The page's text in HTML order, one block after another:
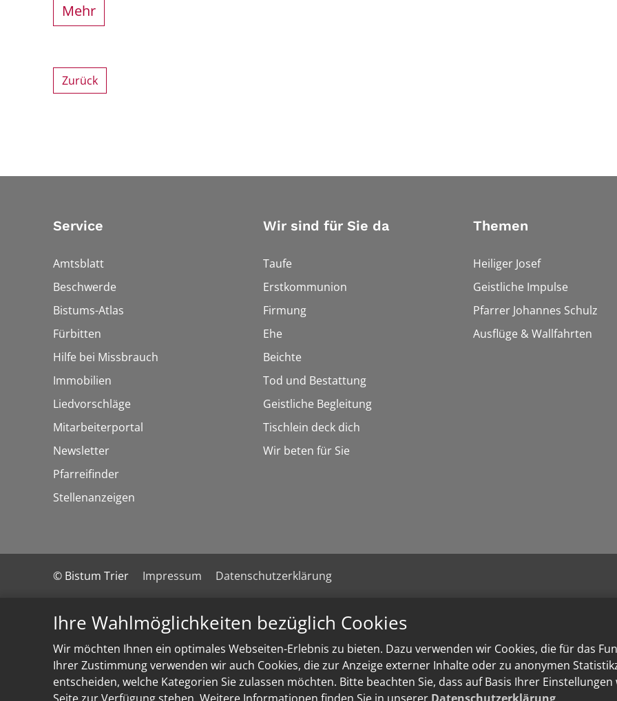
Ihre Wahlmöglichkeiten bezüglich Cookies
Wir möchten Ihnen ein optimales Webseiten-Erlebnis zu bieten. Dazu verwenden wir Cookies, die für das
Ihrer Zustimmung verwenden wir auch Cookies, die zur Anzeige externer Inhalte oder zu anonymen
entscheiden, welche Kategorien Sie zulassen möchten. Bitte beachten Sie, dass auf Basis Ihrer
Mehr
Zurück
Service
Amtsblatt
Beschwerde
Bistums-Atlas
Fürbitten
Hilfe bei Missbrauch
Immobilien
Liedvorschläge
Mitarbeiterportal
Newsletter
Pfarreifinder
Stellenanzeigen
Wir sind für Sie da
Taufe
Erstkommunion
Firmung
Ehe
Beichte
Tod und Bestattung
Geistliche Begleitung
Tischlein deck dich
Wir beten für Sie
Themen
Heiliger Josef
Geistliche Impulse
Pfarrer Johannes Schulz
Ausflüge & Wallfahrten
© Bistum Trier Impressum Datenschutzerklärung